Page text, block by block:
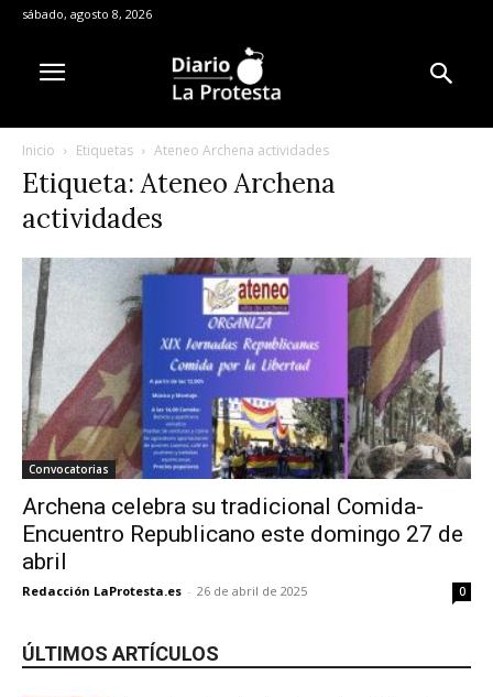
sábado, agosto 8, 2026
Inicio Etiquetas Ateneo Archena actividades
Etiqueta: Ateneo Archena
actividades
Convocatorias
Archena celebra su tradicional Comida-
Encuentro Republicano este domingo 27 de
abril
Redacción LaProtesta.es - 26 de abril de 2025 0
ÚLTIMOS ARTÍCULOS